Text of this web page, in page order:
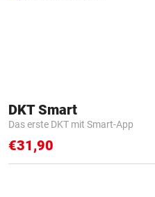
DKT Smart
Das erste DKT mit Smart-App
€31,90